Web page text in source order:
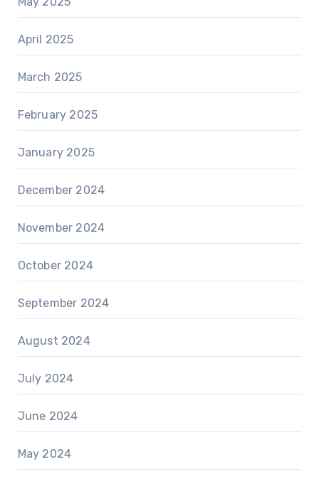
April 2025
March 2025
February 2025
January 2025
December 2024
November 2024
October 2024
September 2024
August 2024
July 2024
June 2024
May 2024